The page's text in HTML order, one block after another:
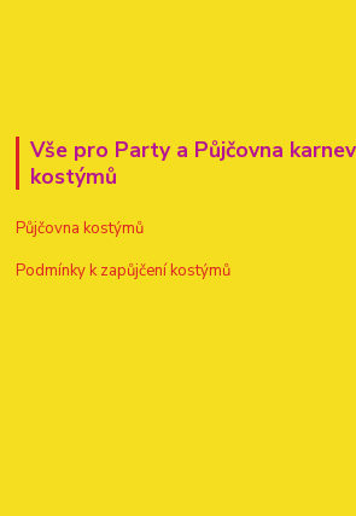
Vše pro Party a Půjčovna
kostýmů
Půjčovna kostýmů
Podmínky k zapůjčení kostýmů